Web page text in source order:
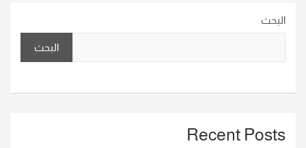
البحث
البحث
Recent Posts